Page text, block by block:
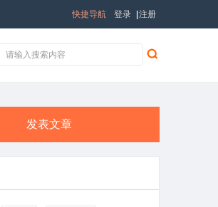
登录 注册
快捷导航
发表文章